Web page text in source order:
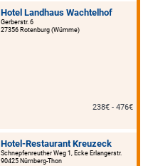
Hotel Landhaus Wachtelhof
Gerberstr. 6
27356 Rotenburg (Wümme)
238€ - 476€
Hotel-Restaurant Kreuzeck
Schnepfenreuther Weg 1, Ecke Erlangerstr.
90425 Nürnberg-Thon